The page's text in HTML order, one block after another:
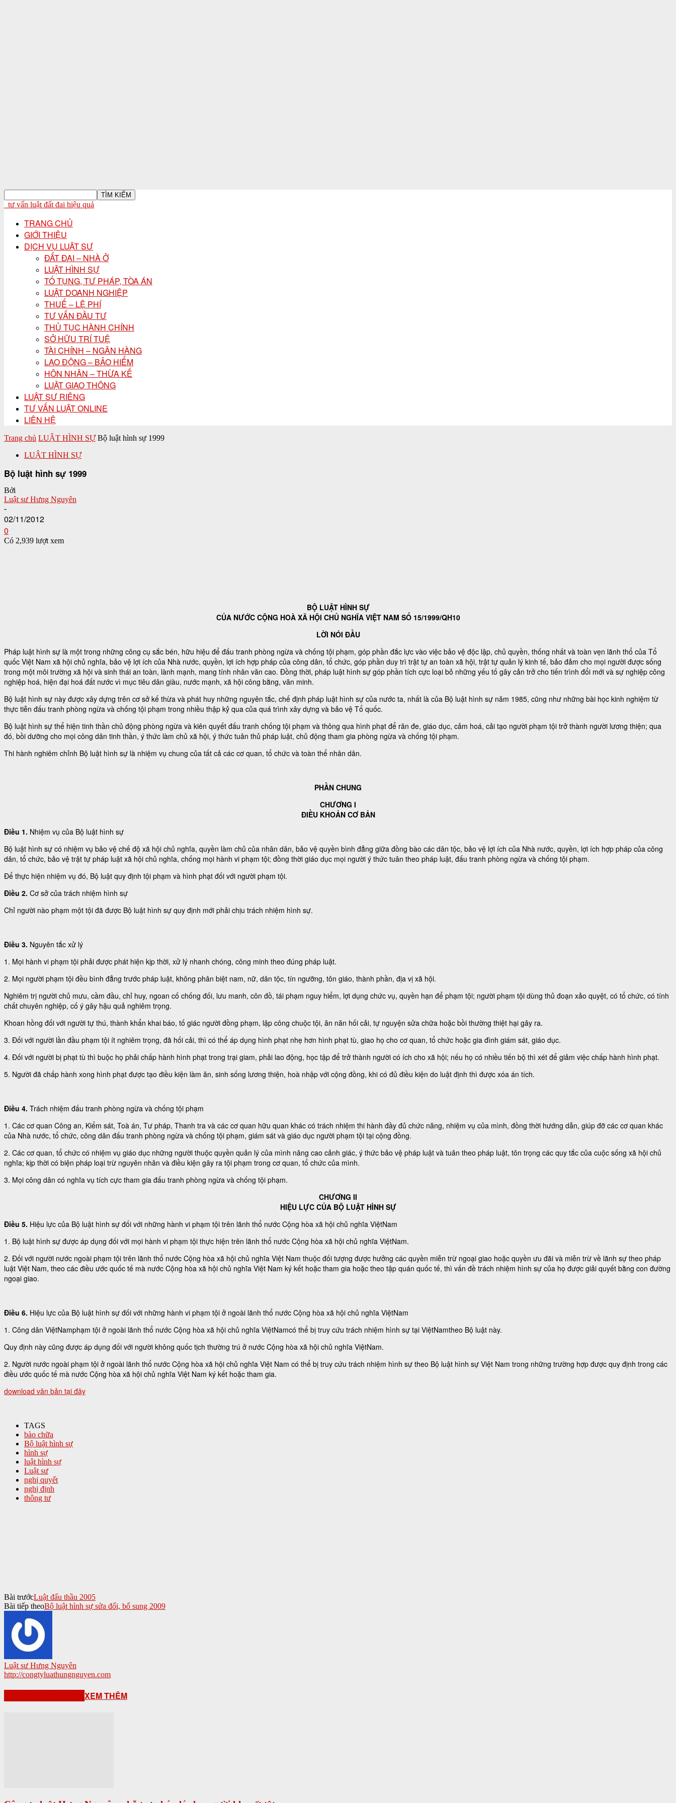
tư vấn luật đất đai hiệu quả
TRANG CHỦ
GIỚI THIỆU
DỊCH VỤ LUẬT SƯ
ĐẤT ĐAI – NHÀ Ở
LUẬT HÌNH SỰ
TỐ TỤNG, TƯ PHÁP, TÒA ÁN
LUẬT DOANH NGHIỆP
THUẾ – LỆ PHÍ
TƯ VẤN ĐẦU TƯ
THỦ TỤC HÀNH CHÍNH
SỞ HỮU TRÍ TUỆ
TÀI CHÍNH – NGÂN HÀNG
LAO ĐỘNG – BẢO HIỂM
HÔN NHÂN – THỪA KẾ
LUẬT GIAO THÔNG
LUẬT SƯ RIÊNG
TƯ VẤN LUẬT ONLINE
LIÊN HỆ
Trang chủ LUẬT HÌNH SỰ Bộ luật hình sự 1999
LUẬT HÌNH SỰ
Bộ luật hình sự 1999
Bởi
Luật sư Hưng Nguyên
-
02/11/2012
0
Có 2,939 lượt xem
BỘ LUẬT HÌNH SỰ
CỦA NƯỚC CỘNG HOÀ XÃ HỘI CHỦ NGHĨA VIỆT NAM SỐ 15/1999/QH10
LỜI NÓI ĐẦU
Pháp luật hình sự là một trong những công cụ sắc bén, hữu hiệu để đấu tranh phòng ngừa và chống tội phạm, góp phần đắc lực vào việc bảo vệ độc lập, chủ quyền, thống nhất và toàn vẹn lãnh thổ của Tổ
quốc Việt Nam xã hội chủ nghĩa, bảo vệ lợi ích của Nhà nước, quyền, lợi ích hợp pháp của công dân, tổ chức, góp phần duy trì trật tự an toàn xã hội, trật tự quản lý kinh tế, bảo đảm cho mọi người được sống
trong một môi trường xã hội và sinh thái an toàn, lành mạnh, mang tính nhân văn cao. Đồng thời, pháp luật hình sự góp phần tích cực loại bỏ những yếu tố gây cản trở cho tiến trình đổi mới và sự nghiệp công
nghiệp hoá, hiện đại hoá đất nước vì mục tiêu dân giàu, nước mạnh, xã hội công bằng, văn minh.
Bộ luật hình sự này được xây dựng trên cơ sở kế thừa và phát huy những nguyên tắc, chế định pháp luật hình sự của nước ta, nhất là của Bộ luật hình sự năm 1985, cũng như những bài học kinh nghiệm từ
thực tiễn đấu tranh phòng ngừa và chống tội phạm trong nhiều thập kỷ qua của quá trình xây dựng và bảo vệ Tổ quốc.
Bộ luật hình sự thể hiện tinh thần chủ động phòng ngừa và kiên quyết đấu tranh chống tội phạm và thông qua hình phạt để răn đe, giáo dục, cảm hoá, cải tạo người phạm tội trở thành người lương thiện; qua
đó, bồi dưỡng cho mọi công dân tinh thần, ý thức làm chủ xã hội, ý thức tuân thủ pháp luật, chủ động tham gia phòng ngừa và chống tội phạm.
Thi hành nghiêm chỉnh Bộ luật hình sự là nhiệm vụ chung của tất cả các cơ quan, tổ chức và toàn thể nhân dân.
PHẦN CHUNG
CHƯƠNG I
ĐIỀU KHOẢN CƠ BẢN
Điều 1. Nhiệm vụ của Bộ luật hình sự
Bộ luật hình sự có nhiệm vụ bảo vệ chế độ xã hội chủ nghĩa, quyền làm chủ của nhân dân, bảo vệ quyền bình đẳng giữa đồng bào các dân tộc, bảo vệ lợi ích của Nhà nước, quyền, lợi ích hợp pháp của công
dân, tổ chức, bảo vệ trật tự pháp luật xã hội chủ nghĩa, chống mọi hành vi phạm tội; đồng thời giáo dục mọi người ý thức tuân theo pháp luật, đấu tranh phòng ngừa và chống tội phạm.
Để thực hiện nhiệm vụ đó, Bộ luật quy định tội phạm và hình phạt đối với người phạm tội.
Điều 2. Cơ sở của trách nhiệm hình sự
Chỉ người nào phạm một tội đã được Bộ luật hình sự quy định mới phải chịu trách nhiệm hình sự.
Điều 3. Nguyên tắc xử lý
1. Mọi hành vi phạm tội phải được phát hiện kịp thời, xử lý nhanh chóng, công minh theo đúng pháp luật.
2. Mọi người phạm tội đều bình đẳng trước pháp luật, không phân biệt nam, nữ, dân tộc, tín ngưỡng, tôn giáo, thành phần, địa vị xã hội.
Nghiêm trị người chủ mưu, cầm đầu, chỉ huy, ngoan cố chống đối, lưu manh, côn đồ, tái phạm nguy hiểm, lợi dụng chức vụ, quyền hạn để phạm tội; người phạm tội dùng thủ đoạn xảo quyệt, có tổ chức, có tính
chất chuyên nghiệp, cố ý gây hậu quả nghiêm trọng.
Khoan hồng đối với người tự thú, thành khẩn khai báo, tố giác người đồng phạm, lập công chuộc tội, ăn năn hối cải, tự nguyện sửa chữa hoặc bồi thường thiệt hại gây ra.
3. Đối với người lần đầu phạm tội ít nghiêm trọng, đã hối cải, thì có thể áp dụng hình phạt nhẹ hơn hình phạt tù, giao họ cho cơ quan, tổ chức hoặc gia đình giám sát, giáo dục.
4. Đối với người bị phạt tù thì buộc họ phải chấp hành hình phạt trong trại giam, phải lao động, học tập để trở thành người có ích cho xã hội; nếu họ có nhiều tiến bộ thì xét để giảm việc chấp hành hình phạt.
5. Người đã chấp hành xong hình phạt được tạo điều kiện làm ăn, sinh sống lương thiện, hoà nhập với cộng đồng, khi có đủ điều kiện do luật định thì được xóa án tích.
Điều 4. Trách nhiệm đấu tranh phòng ngừa và chống tội phạm
1. Các cơ quan Công an, Kiểm sát, Toà án, Tư pháp, Thanh tra và các cơ quan hữu quan khác có trách nhiệm thi hành đầy đủ chức năng, nhiệm vụ của mình, đồng thời hướng dẫn, giúp đỡ các cơ quan khác
của Nhà nước, tổ chức, công dân đấu tranh phòng ngừa và chống tội phạm, giám sát và giáo dục người phạm tội tại cộng đồng.
2. Các cơ quan, tổ chức có nhiệm vụ giáo dục những người thuộc quyền quản lý của mình nâng cao cảnh giác, ý thức bảo vệ pháp luật và tuân theo pháp luật, tôn trọng các quy tắc của cuộc sống xã hội chủ
nghĩa; kịp thời có biện pháp loại trừ nguyên nhân và điều kiện gây ra tội phạm trong cơ quan, tổ chức của mình.
3. Mọi công dân có nghĩa vụ tích cực tham gia đấu tranh phòng ngừa và chống tội phạm.
CHƯƠNG II
HIỆU LỰC CỦA BỘ LUẬT HÌNH SỰ
Điều 5. Hiệu lực của Bộ luật hình sự đối với những hành vi phạm tội trên lãnh thổ nước Cộng hòa xã hội chủ nghĩa ViệtNam
1. Bộ luật hình sự được áp dụng đối với mọi hành vi phạm tội thực hiện trên lãnh thổ nước Cộng hòa xã hội chủ nghĩa ViệtNam.
2. Đối với người nước ngoài phạm tội trên lãnh thổ nước Cộng hòa xã hội chủ nghĩa Việt Nam thuộc đối tượng được hưởng các quyền miễn trừ ngoại giao hoặc quyền ưu đãi và miễn trừ về lãnh sự theo pháp
luật Việt Nam, theo các điều ước quốc tế mà nước Cộng hòa xã hội chủ nghĩa Việt Nam ký kết hoặc tham gia hoặc theo tập quán quốc tế, thì vấn đề trách nhiệm hình sự của họ được giải quyết bằng con đường
ngoại giao.
Điều 6. Hiệu lực của Bộ luật hình sự đối với những hành vi phạm tội ở ngoài lãnh thổ nước Cộng hòa xã hội chủ nghĩa ViệtNam
1. Công dân ViệtNamphạm tội ở ngoài lãnh thổ nước Cộng hòa xã hội chủ nghĩa ViệtNamcó thể bị truy cứu trách nhiệm hình sự tại ViệtNamtheo Bộ luật này.
Quy định này cũng được áp dụng đối với người không quốc tịch thường trú ở nước Cộng hòa xã hội chủ nghĩa ViệtNam.
2. Người nước ngoài phạm tội ở ngoài lãnh thổ nước Cộng hòa xã hội chủ nghĩa Việt Nam có thể bị truy cứu trách nhiệm hình sự theo Bộ luật hình sự Việt Nam trong những trường hợp được quy định trong các
điều ước quốc tế mà nước Cộng hòa xã hội chủ nghĩa Việt Nam ký kết hoặc tham gia.
download văn bản tại đây
TAGS
bào chữa
Bộ luật hình sự
hình sự
luật hình sự
Luật sư
nghị quyết
nghị định
thông tư
Bài trướcLuật đấu thầu 2005
Bài tiếp theoBộ luật hình sự sửa đổi, bổ sung 2009
Luật sư Hưng Nguyên
http://congtyluathungnguyen.com
XEM THÊM